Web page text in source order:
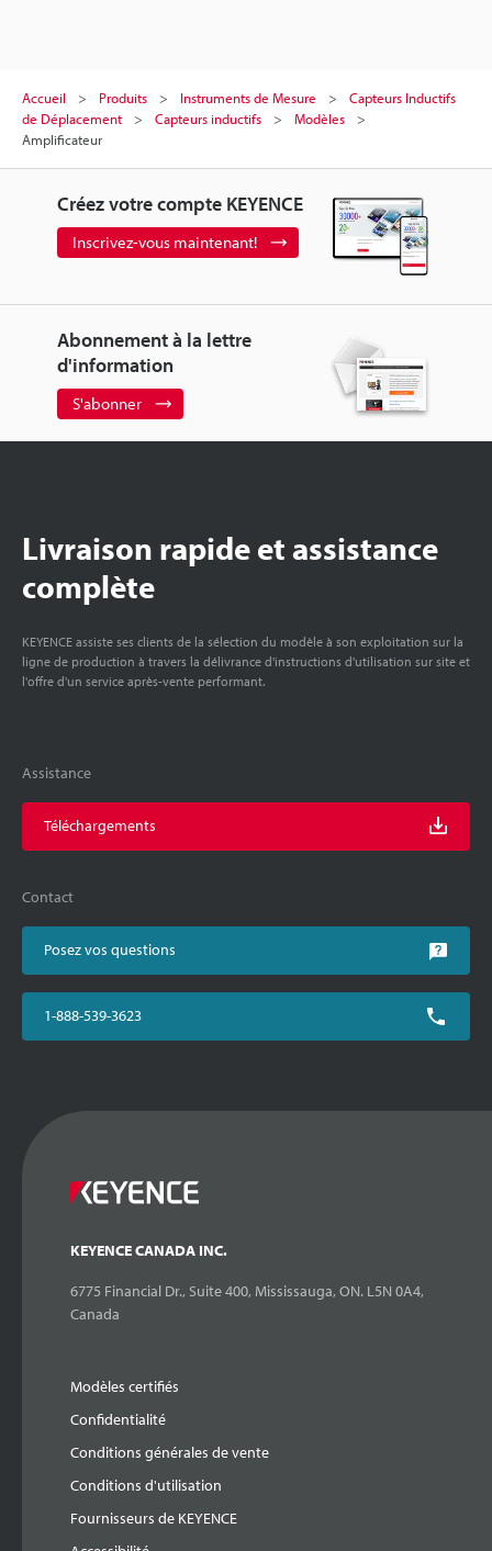
Accueil Produits Instruments de Mesure
Capteurs Inductifs
de Déplacement
Capteurs inductifs
Modèles
Amplificateur
Créez votre compte KEYENCE
Inscrivez-vous maintenant!
Abonnement à la lettre
d'information
S'abonner
Livraison rapide et assistance
complète
KEYENCE assiste ses clients de la sélection du modèle à son exploitation sur la
ligne de production à travers la délivrance d'instructions d'utilisation sur site et
l'offre d'un service après-vente performant.
Assistance
Téléchargements
Contact
Posez vos questions
1-888-539-3623
KEYENCE CANADA INC.
6775 Financial Dr., Suite 400, Mississauga, ON. L5N 0A4,
Canada
Modèles certifiés
Confidentialité
Conditions générales de vente
Conditions d'utilisation
Fournisseurs de KEYENCE